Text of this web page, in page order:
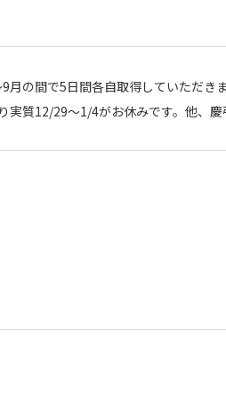
の間で5日間各自取得していただき
質12/29～1/4がお休みです。他、